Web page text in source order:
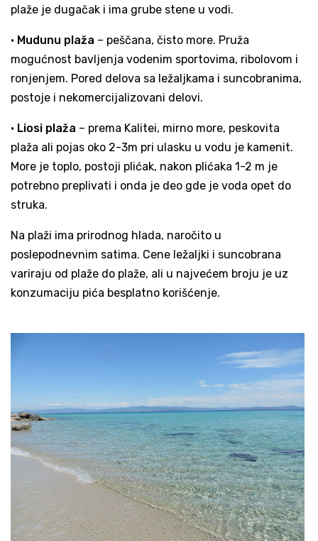
plaže je dugačak i ima grube stene u vodi.
• Mudunu plaža – peščana, čisto more. Pruža
mogućnost bavljenja vodenim sportovima, ribolovom i
ronjenjem. Pored delova sa ležaljkama i suncobranima,
postoje i nekomercijalizovani delovi.
• Liosi plaža – prema Kalitei, mirno more, peskovita
plaža ali pojas oko 2-3m pri ulasku u vodu je kamenit.
More je toplo, postoji plićak, nakon plićaka 1-2 m je
potrebno preplivati i onda je deo gde je voda opet do
struka.
Na plaži ima prirodnog hlada, naročito u
poslepodnevnim satima. Cene ležaljki i suncobrana
variraju od plaže do plaže, ali u najvećem broju je uz
konzumaciju pića besplatno korišćenje.